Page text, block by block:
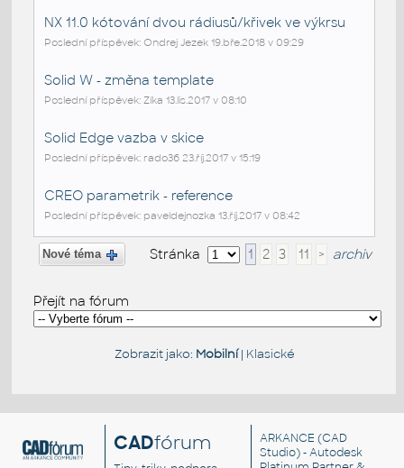
NX 11.0 kótování dvou rádiusů/křivek ve výkrsu
Poslední příspěvek: Ondrej Jezek 19.bře.2018 v 09:29
Solid W - změna template
Poslední příspěvek: Zíka 13.lis.2017 v 08:10
Solid Edge vazba v skice
Poslední příspěvek: rado36 23.říj.2017 v 15:19
CREO parametrik - reference
Poslední příspěvek: paveldejnozka 13.říj.2017 v 08:42
Nové téma Stránka 1 2 3 11 > archiv
Přejít na fórum
Zobrazit jako: Mobilní| Klasické
CADfórum ARKANCE (CAD
Studio) - Autodesk